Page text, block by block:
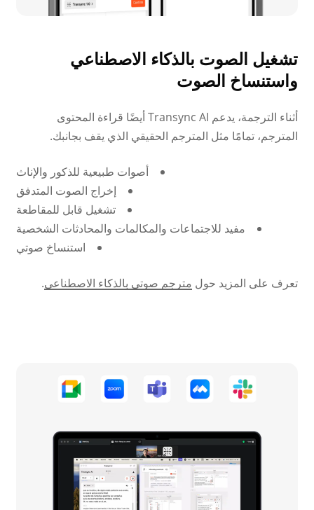
تشغيل الصوت بالذكاء الاصطناعي
واستنساخ الصوت
أثناء الترجمة، يدعم Transync AI أيضًا قراءة المحتوى
المترجم، تمامًا مثل المترجم الحقيقي الذي يقف بجانبك.
أصوات طبيعية للذكور والإناث
إخراج الصوت المتدفق
تشغيل قابل للمقاطعة
مفيد للاجتماعات والمكالمات والمحادثات الشخصية
استنساخ صوتي
تعرف على المزيد حول مترجم صوتي بالذكاء الاصطناعي.